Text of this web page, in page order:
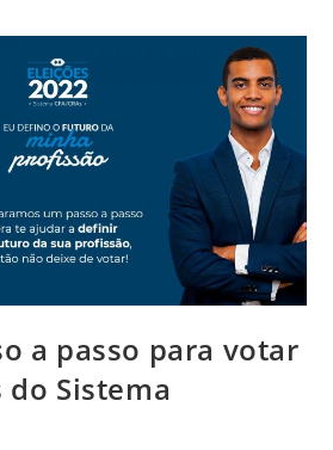
a passo para votar
do Sistema